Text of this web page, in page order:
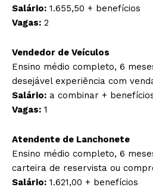
Salário: 1.655,50 + benefícios
Vagas: 2
Vendedor de Veículos
Ensino médio completo, 6
desejável experiência com
Salário: a combinar +
Vagas: 1
Atendente de Lanchonete
Ensino médio completo, 6
carteira de reservista ou
Salário: 1.621,00 + benefícios